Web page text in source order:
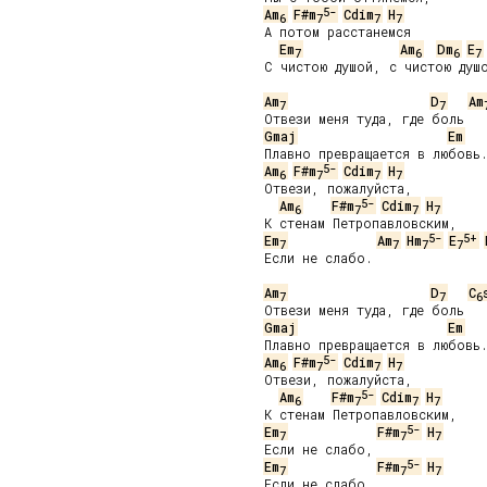
Am6 F#m75- Cdim7 H7
   А потом расстанемся
Em7 Am6 Dm6 E7
С чистою душой, с чистою
Am7 D7 Am
   Отвези меня туда, где боль
Gmaj
Em
   Плавно превращается в любовь.
Am6 F#m75- Cdim7 H7
   Отвези, пожалуйста,
Am6 F#m75- Cdim7 H7
   К стенам Петропавловским,
Em7 Am7 Hm75- E75+
   Если не слабо.
Am7 D7 C6
   Отвези меня туда, где боль
Gmaj
Em
   Плавно превращается в любовь.
Am6 F#m75- Cdim7 H7
   Отвези, пожалуйста,
Am6 F#m75- Cdim7 H7
   К стенам Петропавловским,
Em7 F#m75- H7
   Если не слабо,
Em7 F#m75- H7